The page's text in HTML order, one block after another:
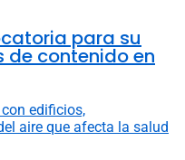
para su
de contenido en